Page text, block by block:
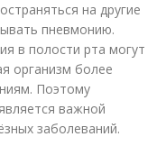
на другие
пневмонию.
в полости рта могут
организм более
Поэтому
важной
заболеваний.